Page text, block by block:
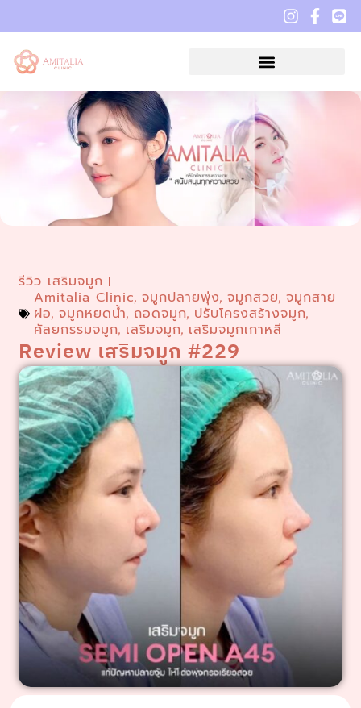
รีวิว เสริมจมูก
Amitalia Clinic,จมูกปลายพุ่ง,จมูกสวย,จมูกสาย
ฝอ,จมูกหยดน้ำ, ถอดจมูก, ปรับโครงสร้างจมูก,
ศัลยกรรมจมูก, เสริมจมูก, เสริมจมูกเกาหลี
Review เสริมจมูก #229